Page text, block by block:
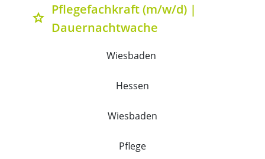
grade
Pflegefachkraft (m/w/d) |
Dauernachtwache
Wiesbaden
Hessen
Wiesbaden
Pflege